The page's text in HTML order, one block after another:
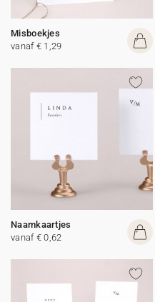
Misboekjes
vanaf € 1,29
Naamkaartjes
vanaf € 0,62